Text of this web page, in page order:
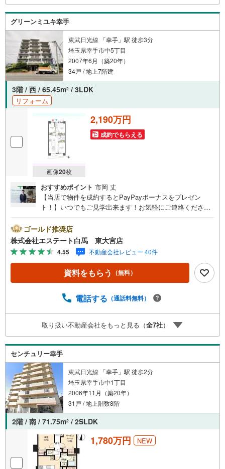
で参加もできます・お気軽にご相談下さい～営業時間～9:3
0～18:30こちらのお時間でしたらお電話でのお問合せがス
ムーズですお気軽にお問合せください
グリーンミユキ幸手
東武日光線 「幸手」駅 徒歩3分
埼玉県幸手市中5丁目
2007年6月（築20年）
34戸 / 地上7階建
3階 / 西 / 65.45m2 / 3LDK
リフォーム
画像20枚
2,190万円
成約でもらえる
おすすめポイント 市岡 丈
【当店で物件を成約するとPayPayボーナスをプレゼン
ト！】いつでもご見学出来ます！お気軽にご連絡くださ
来店しやすい店舗です。お気軽にお立ち寄り下さい。～人
気のリモート見学・リモート相談サービス～・小さいお子
様や家事で外出できない、天気が悪く外出したくない時・L
INEやZOOMなど無料のアプリですぐにご利用いただけま
す・リモート見学はスタッフがご興味ある物件の現地から
映像をお届けします・写真では伝わりにくい「空気感」や
しっかり確認できます・リモート相談は第三者による住宅
対1で・バーチャル背景でプライバシーも安心・忙しいパー
トナーに変わって予め確認も・別々の場所から家族みんな
で参加もできます・お気軽にご相談下さい～営業時間～9:3
0～18:30こちらのお時間でしたらお電話でのお問合せがス
ムーズですお気軽にお問合せください
ゴールド推奨店
株式会社エステート白馬 東大宮店
4.55 不動産会社レビュー 40件
資料をもらう （無料）
電話する （通話料無料）
取り扱い不動産会社をもっと見る（全7社）
センチュリー幸手
東武日光線 「幸手」駅 徒歩2分
埼玉県幸手市中1丁目
2006年11月（築20年）
31戸 / 地上階数8階
2階 / 南 / 71.75m2 / 2SLDK
1,780万円 NEW